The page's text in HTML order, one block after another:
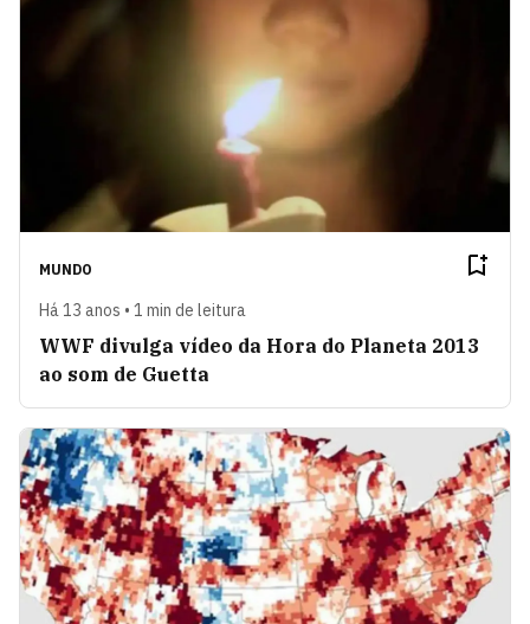
MUNDO
Há 13 anos • 1 min de leitura
WWF divulga vídeo da Hora do Planeta 2013
ao som de Guetta